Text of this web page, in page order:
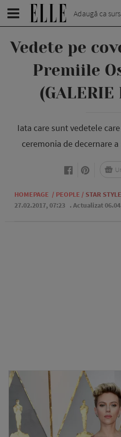
Adaugă ca
Vedete pe
Premiile
(GALERIE
Iata care sunt vedetele
ceremonia de decernare
HOMEPAGE / PEOPLE / STAR STYLE
27.02.2017, 07:23 . Actualizat